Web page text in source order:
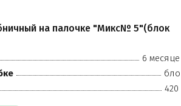
на палочке "Микс№ 5"(блок
6
420